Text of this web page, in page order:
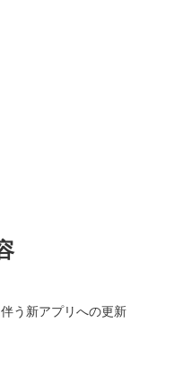
う新アプリへの更新